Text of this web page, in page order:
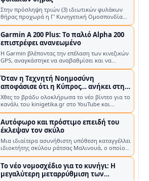
Η Garmin βλέποντας την επέλαση των κινεζικών
GPS, αναγκάστηκε να αναβαθμίσει και να
επανακυκλοφορήσει το παλιό A200 Η G…
Όταν η Τεχνητή Νοημοσύνη
αποφάσισε ότι η Κύπρος… ανήκει στην
Τουρκία!
Χθες το βράδυ ολοκλήρωσα το νέο βίντεο για το
κανάλι του kinigetika.gr στο YouTube και
έφτιαξα τη μικρογραφία του, δηλα…
Αυτόφωρο και πρόστιμο επειδή του
έκλεψαν τον σκύλο
Μια ιδιαίτερα ασυνήθιστη υπόθεση καταγγέλλει
ιδιοκτήτης σκύλου ράτσας Μαλινουά, ο οποίος
βρέθηκε αντιμέτωπος με τη διαδ…
Το νέο νομοσχέδιο για το κυνήγι: Η
μεγαλύτερη μεταρρύθμιση των
τελευταίων ετών στην Κύπρο
Μετά από τέσσερα χρόνια συνεχών
διαβουλεύσεων, επεξεργασίας και
αλλεπάλληλων τροποποιήσεων, το νέο
τροποποιητικό νομοσχ…
Κυνηγοί Ηλείας και Μεσσηνίας ζητούν
άρση απαγόρευσης κυνηγιού στον
Κυπαρισσιακό κόλπο